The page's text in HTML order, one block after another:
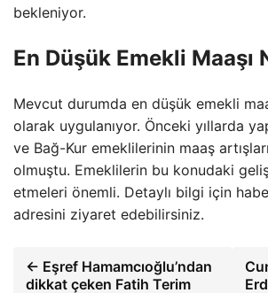
bekleniyor.
En Düşük Emekli Maaşı
Mevcut durumda en düşük emekli
olarak uygulanıyor. Önceki yıllarda
ve Bağ-Kur emeklilerinin maaş
olmuştu. Emeklilerin bu konudaki
etmeleri önemli. Detaylı bilgi için
adresini ziyaret edebilirsiniz.
← Eşref Hamamcıoğlu’ndan
dikkat çeken Fatih Terim